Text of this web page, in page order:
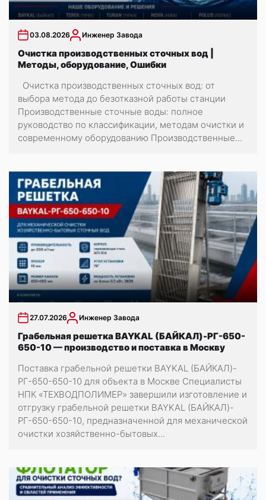
03.08.2026 Инженер Завода
Очистка производственных сточных вод |
Методы, оборудование, Ошибки
Очистка производственных сточных вод: от
выбора метода до безотказной работы станции
Производственные сточные воды: полное
руководство по классификации, методам очистки и
современному оборудованию Производственные...
27.07.2026 Инженер Завода
Грабельная решетка BAYKAL (БАЙКАЛ)-РГ-650-
650-10 — производство и поставка в Москву
Поставка грабельной решетки BAYKAL (БАЙКАЛ)-
РГ-650-650-10 для объекта в Москве Специалисты
НПК «ТЕХВОДПОЛИМЕР» завершили изготовление и
отгрузку грабельной решетки BAYKAL (БАЙКАЛ)-
РГ-650-650-10, предназначенной для механической
очистки хозяйственно-бытовых...